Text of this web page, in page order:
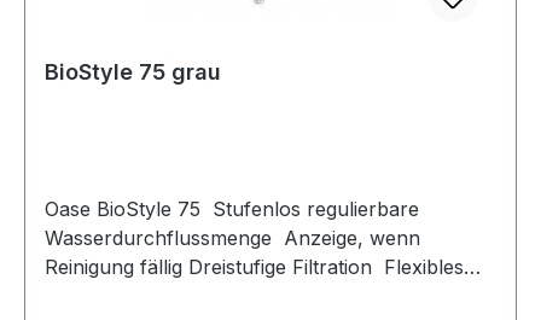
BioStyle 75 grau
Oase BioStyle 75 Stufenlos regulierbare
Wasserdurchflussmenge Anzeige, wenn
Reinigung fällig Dreistufige Filtration Flexibles